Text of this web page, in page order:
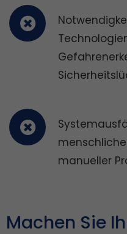
manueller
Machen Sie